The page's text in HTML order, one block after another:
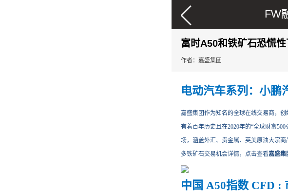
FW
富时A50和铁矿石恐慌
作者：嘉盛集团
电动汽车系列：小鹏
嘉盛集团作为知名的全球在线交易商，创
有着百年历史且在2020年的“全球财富
场，涵盖外汇、贵金属、英美原油大宗
多铁矿石交易机会详情，点击查看嘉盛集
中国 A50指数 CFD :